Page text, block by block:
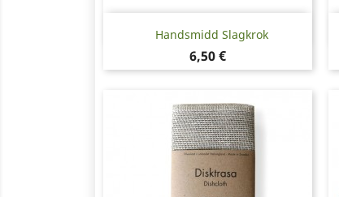
Handsmidd Slagkrok
Pris
6,50 €
Snabbvy